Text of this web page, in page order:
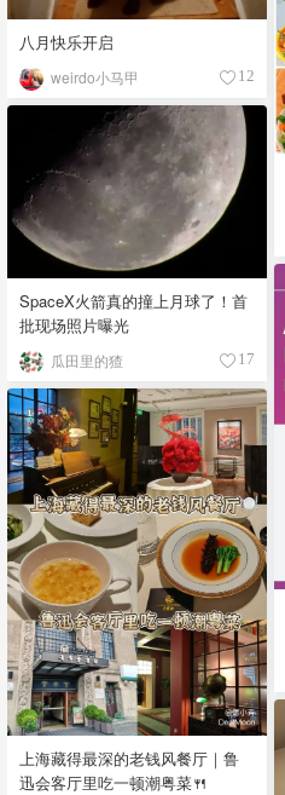
八月快乐开启
weirdo小马甲 12
SpaceX火箭真的撞上月球了！首
批现场照片曝光
瓜田里的猹 17
上海藏得最深的老钱风餐厅｜鲁
迅会客厅里吃一顿潮粤菜🍴